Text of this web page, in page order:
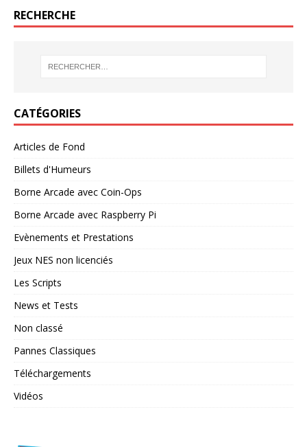
RECHERCHE
CATÉGORIES
Articles de Fond
Billets d'Humeurs
Borne Arcade avec Coin-Ops
Borne Arcade avec Raspberry Pi
Evènements et Prestations
Jeux NES non licenciés
Les Scripts
News et Tests
Non classé
Pannes Classiques
Téléchargements
Vidéos